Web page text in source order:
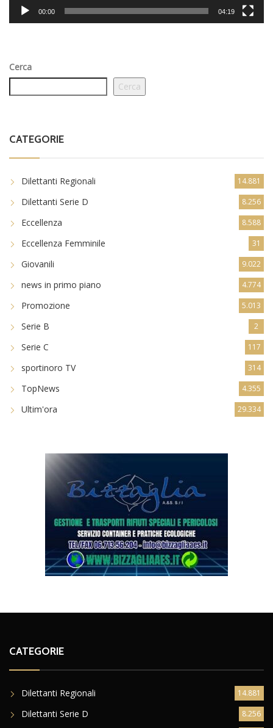
00:00 04:19
Cerca
Cerca
CATEGORIE
Dilettanti Regionali 14.881
Dilettanti Serie D 8.256
Eccellenza 8.588
Eccellenza Femminile 31
Giovanili 9.022
news in primo piano 4.774
Promozione 5.013
Serie B 2
Serie C 117
sportinoro TV 314
TopNews 4.355
Ultim'ora 29.334
CATEGORIE
Dilettanti Regionali 14.881
Dilettanti Serie D 8.256